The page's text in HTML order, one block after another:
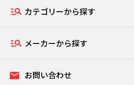
カテゴリーから探す
メーカーから探す
お問い合わせ